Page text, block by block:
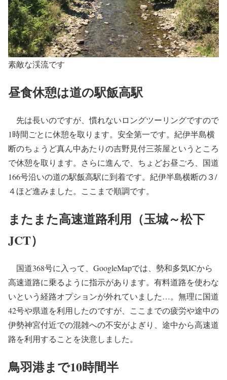
素敵な渓流です
昼食休憩は道の駅飯高駅
先は長いのですが、慣れないロングツーリングですので
1時間ごとに休憩を取ります。安全第一です。紀伊半島横
断のちょうど真ん中あたりの吉野見付三茶屋というところ
で休憩を取ります。さらに進んで、ちょどお昼ごろ、国道
166号沿いの道の駅飯高駅に到着です。紀伊半島横断の３/
４ほど進みました。ここまで順調です。
またまた高速道路利用（玉城～松下
JCT）
国道368号に入って、GoogleMapでは、勢和多気ICから
高速道路に乗るように指示があります。有料道路を使わな
いという経路オプションが外れていました…。無理に国道
42号や県道を利用したのですが、ここまでの疲労や途中の
伊勢神宮付近での混雑への不安がよぎり、途中から高速道
路を利用することを決意しました。
鳥羽港まで10時間半